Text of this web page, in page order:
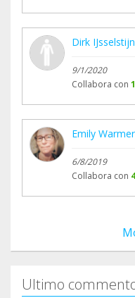
Dirk IJsselstijn
9/1/2020
Collabora con
Emily
6/8/2019
Collabora con 4
Ultimo